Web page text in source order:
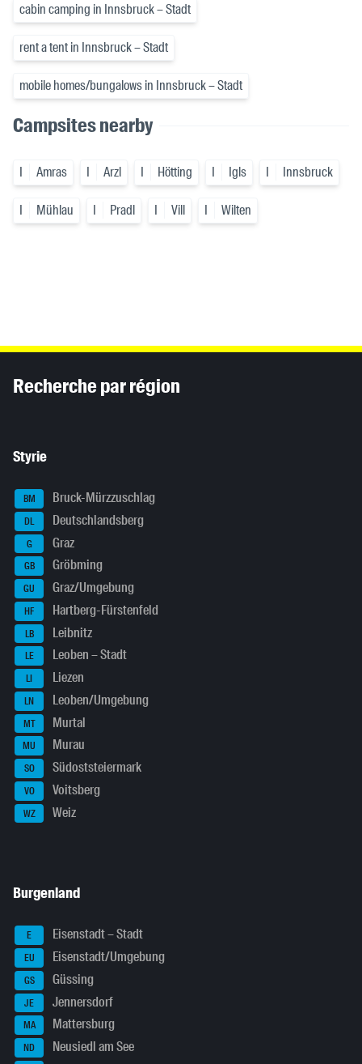
cabin camping in Innsbruck – Stadt
rent a tent in Innsbruck – Stadt
mobile homes/bungalows in Innsbruck – Stadt
Campsites nearby
I Amras I Arzl I Hötting I Igls I Innsbruck
I Mühlau I Pradl I Vill I Wilten
Recherche par région
Styrie
BM Bruck-Mürzzuschlag
DL Deutschlandsberg
G Graz
GB Gröbming
GU Graz/Umgebung
HF Hartberg-Fürstenfeld
LB Leibnitz
LE Leoben – Stadt
LI Liezen
LN Leoben/Umgebung
MT Murtal
MU Murau
SO Südoststeiermark
VO Voitsberg
WZ Weiz
Burgenland
E Eisenstadt – Stadt
EU Eisenstadt/Umgebung
GS Güssing
JE Jennersdorf
MA Mattersburg
ND Neusiedl am See